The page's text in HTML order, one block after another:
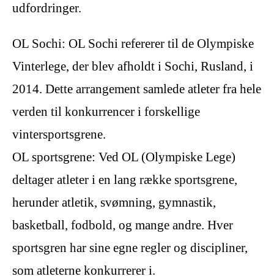
udfordringer.
OL Sochi: OL Sochi refererer til de Olympiske
Vinterlege, der blev afholdt i Sochi, Rusland, i
2014. Dette arrangement samlede atleter fra hele
verden til konkurrencer i forskellige
vintersportsgrene.
OL sportsgrene: Ved OL (Olympiske Lege)
deltager atleter i en lang række sportsgrene,
herunder atletik, svømning, gymnastik,
basketball, fodbold, og mange andre. Hver
sportsgren har sine egne regler og discipliner,
som atleterne konkurrerer i.